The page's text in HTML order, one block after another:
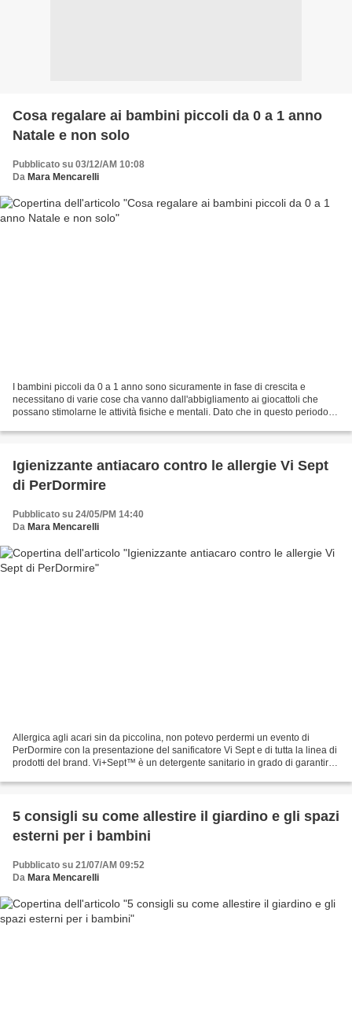
Cosa regalare ai bambini piccoli da 0 a 1 anno
Natale e non solo
Pubblicato su 03/12/AM 10:08
Da Mara Mencarelli
I bambini piccoli da 0 a 1 anno sono sicuramente in fase di crescita e
necessitano di varie cose cha vanno dall'abbigliamento ai giocattoli che
possano stimolarne le attività fisiche e mentali. Dato che in questo periodo di
Igienizzante antiacaro contro le allergie Vi Sept
di PerDormire
Pubblicato su 24/05/PM 14:40
Da Mara Mencarelli
Allergica agli acari sin da piccolina, non potevo perdermi un evento di
PerDormire con la presentazione del sanificatore Vi Sept e di tutta la linea di
prodotti del brand. Vi+Sept™ è un detergente sanitario in grado di garantire
5 consigli su come allestire il giardino e gli spazi
esterni per i bambini
Pubblicato su 21/07/AM 09:52
Da Mara Mencarelli